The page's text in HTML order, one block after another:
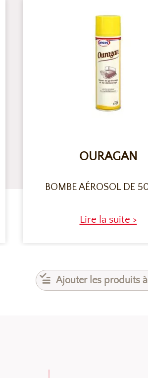
OURAGAN
BOMBE AÉROSOL DE
Lire la suite >
Ajouter les produits